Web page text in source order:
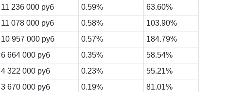
11 236 000 руб 0.59%
63.60%
11 078 000 руб 0.58%
103.90%
10 957 000 руб 0.57%
184.79%
6 664 000 руб 0.35%
58.54%
4 322 000 руб 0.23%
55.21%
3 670 000 руб 0.19%
81.01%